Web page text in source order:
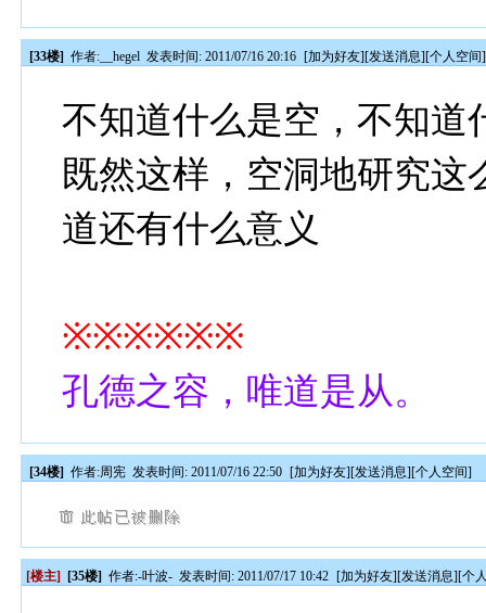
[33楼] 作者: __hegel 发表时间: 2011/07/16 20:16 [加为好友][发送消息][个人空间]
不知道什么是空，不知道
既然这样，空洞地研究
道还有什么意义
※※※※※※
孔德之容，唯道是从。
[34楼] 作者:周宪 发表时间: 2011/07/16 22:50 [加为好友][发送消息][个人空间]
[楼主] [35楼] 作者:-叶波- 发表时间: 2011/07/17 10:42 [加为好友][发送消息][个